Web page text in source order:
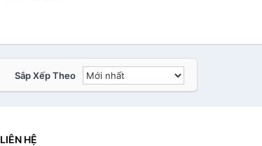
Sắp Xếp Theo
LIÊN HỆ